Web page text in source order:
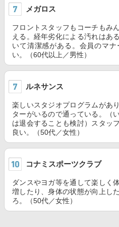
メガロス
フロントスタッフもコーチもみ
える。経年劣化による汚れはあ
いて清潔感がある。会員のマ
い。（60代以上／男性）
ルネサンス
楽しいスタジオプログラムがあ
ターがいるので通っている。（
は退会することも検討）スタッ
良い。（50代／女性）
コナミスポーツクラブ
ダンスやヨガ等を通して楽しく
増したり、身体の状態が向上し
ろ。（50代／女性）